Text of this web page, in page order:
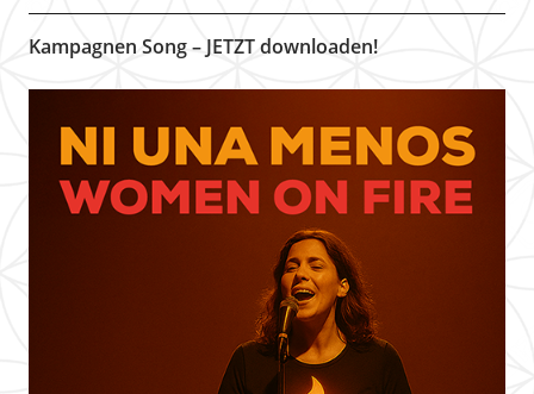
Kampagnen Song – JETZT downloaden!